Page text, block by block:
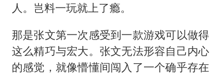
人。岂料一玩就上了瘾。
那是张文第一次感受到一款游戏可以做得
这么精巧与宏大。张文无法形容自己内心
的感觉，就像懵懂间闯入了一个确乎存在